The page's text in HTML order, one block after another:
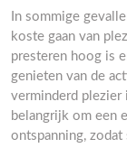
In sommige
koste gaan van
presteren hoog is
genieten van de
verminderd plezier
belangrijk om een
ontspanning,